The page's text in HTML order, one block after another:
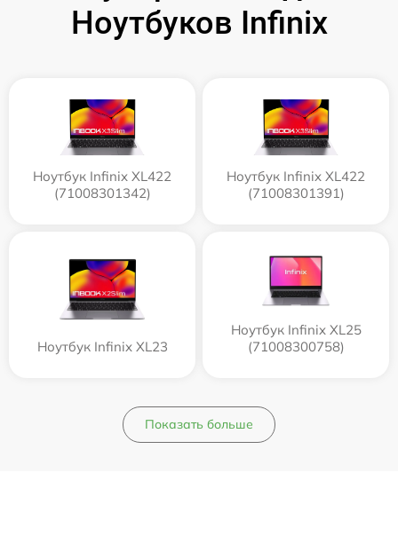
Ноутбуков Infinix
Ноутбук Infinix XL422
(71008301342)
Ноутбук Infinix XL422
(71008301391)
Ноутбук Infinix XL23
Ноутбук Infinix XL25
(71008300758)
Показать больше